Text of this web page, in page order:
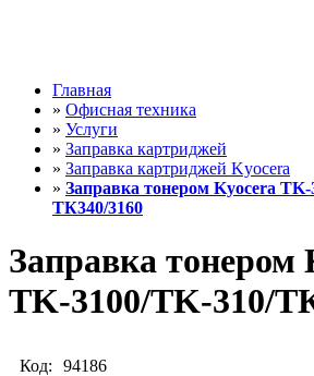
Главная
» Офисная техника
» Услуги
» Заправка картриджей
» Заправка картриджей Kyocera
» Заправка тонером Kyocera
ТК340/3160
Заправка тонером
TK-3100/TK-310/
Код: 94186